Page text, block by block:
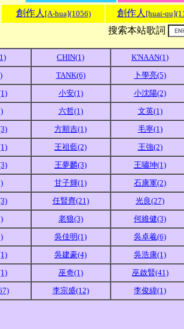
創作人 [A-hua](1056) 創作人 [huai-
搜索本站歌詞
CHIN(1)
K'NAAN(1)
TANK(6)
卜學亮(5)
小安(1)
小沈陽(2)
六哲(1)
文英(1)
方順吉(1)
毛寧(1)
王祖藍(2)
王強(2)
王夢麟(3)
王嘯坤(1)
甘子輝(1)
石康軍(2)
任賢齊(21)
光良(27)
老狼(3)
何維健(3)
吳佳明(1)
吳卓羲(6)
吳建豪(4)
吳浩康(1)
巫奇(1)
巫啟賢(41)
李宗盛(12) 李俊緯(1)